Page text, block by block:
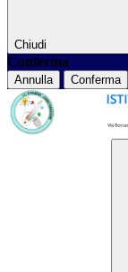
Chiudi
Conferma
Annulla Conferma